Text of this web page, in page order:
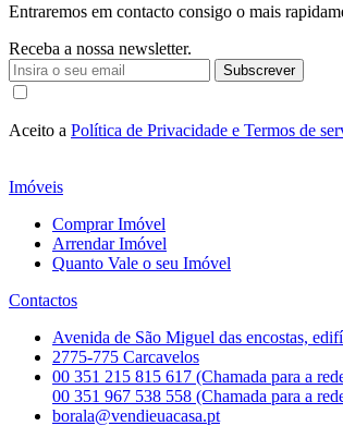
Entraremos em contacto consigo o mais
Receba a nossa newsletter.
Subscrever
Aceito a Política de Privacidade e Termos de
Imóveis
Comprar Imóvel
Arrendar Imóvel
Quanto Vale o seu Imóvel
Contactos
Avenida de São Miguel das encostas,
2775-775 Carcavelos
00 351 215 815 617 (Chamada para a
00 351 967 538 558 (Chamada para a
borala@vendieuacasa.pt